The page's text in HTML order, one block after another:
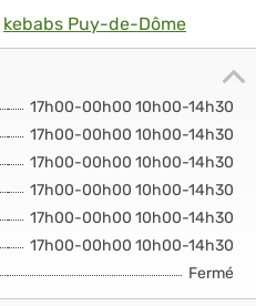
kebabs Puy-de-Dôme
17h00-00h00 10h00-14h30
17h00-00h00 10h00-14h30
17h00-00h00 10h00-14h30
17h00-00h00 10h00-14h30
17h00-00h00 10h00-14h30
17h00-00h00 10h00-14h30
Fermé